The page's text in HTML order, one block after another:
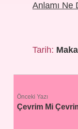
Anlamı Ne
Tarih:
Önceki Yazı
Çevrim Mi